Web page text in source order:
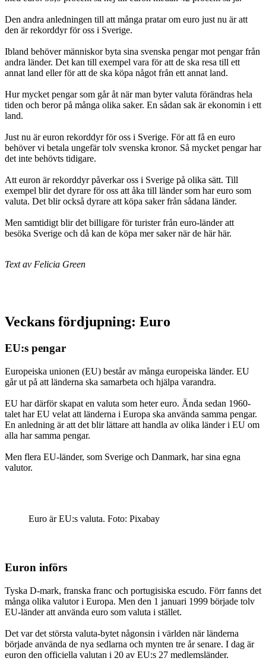
Den andra anledningen till att många pratar om euro just nu är att
den är rekorddyr för oss i Sverige.
Ibland behöver människor byta sina svenska pengar mot pengar från
andra länder. Det kan till exempel vara för att de ska resa till ett
annat land eller för att de ska köpa något från ett annat land.
Hur mycket pengar som går åt när man byter valuta förändras hela
tiden och beror på många olika saker. En sådan sak är ekonomin i ett
land.
Just nu är euron rekorddyr för oss i Sverige. För att få en euro
behöver vi betala ungefär tolv svenska kronor. Så mycket pengar har
det inte behövts tidigare.
Att euron är rekorddyr påverkar oss i Sverige på olika sätt. Till
exempel blir det dyrare för oss att åka till länder som har euro som
valuta. Det blir också dyrare att köpa saker från sådana länder.
Men samtidigt blir det billigare för turister från euro-länder att
besöka Sverige och då kan de köpa mer saker när de här här.
Text av Felicia Green
Veckans fördjupning: Euro
EU:s pengar
Europeiska unionen (EU) består av många europeiska länder. EU
går ut på att länderna ska samarbeta och hjälpa varandra.
EU har därför skapat en valuta som heter euro. Ända sedan 1960-
talet har EU velat att länderna i Europa ska använda samma pengar.
En anledning är att det blir lättare att handla av olika länder i EU om
alla har samma pengar.
Men flera EU-länder, som Sverige och Danmark, har sina egna
valutor.
Euro är EU:s valuta. Foto: Pixabay
Euron införs
Tyska D-mark, franska franc och portugisiska escudo. Förr fanns det
många olika valutor i Europa. Men den 1 januari 1999 började tolv
EU-länder att använda euro som valuta i stället.
Det var det största valuta-bytet någonsin i världen när länderna
började använda de nya sedlarna och mynten tre år senare. I dag är
euron den officiella valutan i 20 av EU:s 27 medlemsländer.